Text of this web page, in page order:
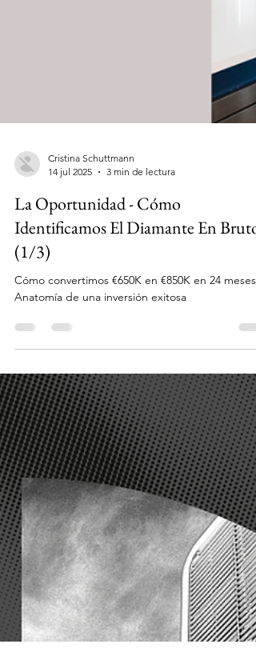
Cristina Schuttmann
La Oportunidad - Cómo
Identificamos El Diamante En Bruto
(1/3)
Cómo convertimos €650K en €850K en 24 meses:
Anatomía de una inversión exitosa